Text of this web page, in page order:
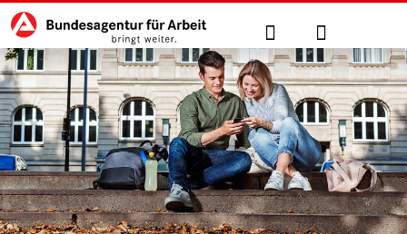
zu den Hauptinhalten springen
Hauptnavigation Suche Anmelden